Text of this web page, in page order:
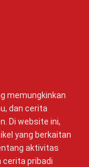
memungkinkan
dan cerita
Di website ini,
yang berkaitan
aktivitas
cerita pribadi